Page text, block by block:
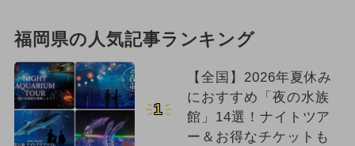
福岡県の人気記事ランキング
1
【全国】2026年夏休み
におすすめ「夜の水族
館」14選！ナイトツア
ー＆お得なチケットも